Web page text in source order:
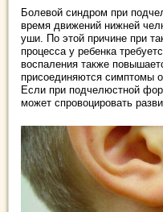
Болевой синдром при
время движений нижней
уши. По этой причине при
процесса у ребенка
воспаления также
присоединяются симптомы
Если при подчелюстной
может спровоцировать